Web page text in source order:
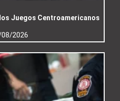
Juegos Centroamericanos
2026